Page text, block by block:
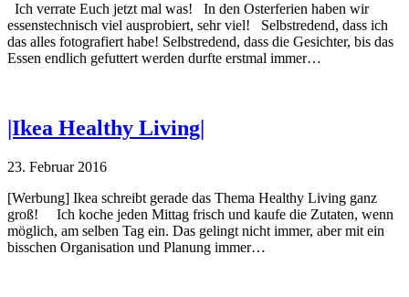
Ich verrate Euch jetzt mal was! In den Osterferien haben wir
essenstechnisch viel ausprobiert, sehr viel! Selbstredend, dass ich
das alles fotografiert habe! Selbstredend, dass die Gesichter, bis das
Essen endlich gefuttert werden durfte erstmal immer…
|Ikea Healthy Living|
23. Februar 2016
[Werbung] Ikea schreibt gerade das Thema Healthy Living ganz
groß! Ich koche jeden Mittag frisch und kaufe die Zutaten, wenn
möglich, am selben Tag ein. Das gelingt nicht immer, aber mit ein
bisschen Organisation und Planung immer…